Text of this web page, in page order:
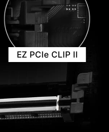
EZ PCIe CLIP II
機殼螺絲鎖點須避開的
緊密接上，輕鬆完成安
BOOST
可自動優化處理器性